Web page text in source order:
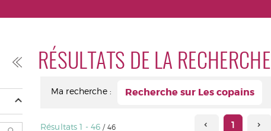
RÉSULTATS DE LA RECHERCHE
Ma recherche : Recherche sur Les copains
Résultats1 - 46 / 46 1